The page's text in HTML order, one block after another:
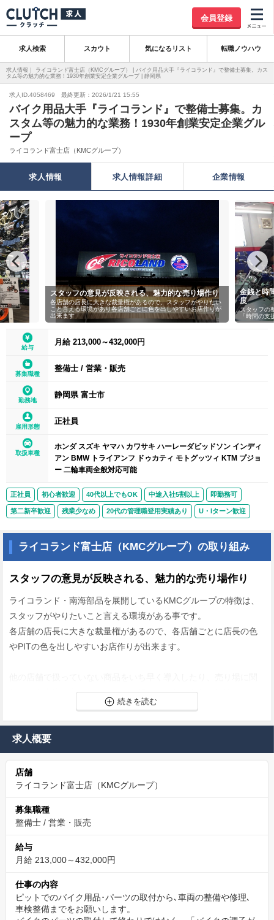
会員登録
求人検索 スカウト 気になるリスト 転職ノウハウ
求人情報｜ ライコランド富士店（KMCグループ） | バイク用品大手『ライコランド』で整備士募集。カス
タム等の魅力的な業務！1930年創業安定企業グループ | 静岡県
求人ID.4058469 最終更新：2026/1/21 15:55
バイク用品大手『ライコランド』で整備士募集。カ
スタム等の魅力的な業務！1930年創業安定企業グル
ープ
ライコランド富士店（KMCグループ）
求人情報 求人情報詳細 企業情報
スタッフの意見が反映される、魅力的な売り場作り
各店舗の店長に大きな裁量権があるので、スタッフがやりたい
こと言える環境があり各店舗ごとに色を出しやすいお店作りが
出来ます
金銭と時
度
スタッフの
「時間の支
給与
月給 213,000～432,000円
募集職種
整備士 / 営業・販売
勤務地
静岡県 富士市
雇用形態
正社員
取扱車種
ホンダ スズキ ヤマハ カワサキ ハーレーダビッドソン インディ
アン BMW トライアンフ ドゥカティ モトグッツィ KTM プジョ
ー 二輪車両全般対応可能
正社員 初心者歓迎 40代以上でもOK 中途入社5割以上 即勤務可
第二新卒歓迎 残業少なめ 20代の管理職登用実績あり U・Iターン歓迎
ライコランド富士店（KMCグループ）の取り組み
スタッフの意見が反映される、魅力的な売り場作り
ライコランド・南海部品を展開しているKMCグループの特徴は、
スタッフがやりたいこと言える環境がある事です。
各店舗の店長に大きな裁量権があるので、各店舗ごとに店長の色
やPITの色を出しやすいお店作りが出来ます。
しても自由度が高いので、バイク好きにはたまらない環境です。
金銭と時間的な支援がある、整備士資格取得支援制度
スタッフの整備士資格の取得を会社としてしっかり支援していま
「金銭的支援」＋「時間の支援」を行いスタッフの資格取得、ス
キルの向上をはかっています。
【金銭的支援】
社で負担して、スタッフの資格取得を支援しています。
【時間的支援】
自動車整備振興会の技術教習所（教場）に通えるようにシフトの
調整や仕事内容の調整を行います。
求人概要
店舗
ライコランド富士店（KMCグループ）
募集職種
整備士 / 営業・販売
給与
月給 213,000～432,000円
仕事の内容
ピットでのバイク用品･パーツの取付から､車両の整備や修理､
車検整備までをお願いします。